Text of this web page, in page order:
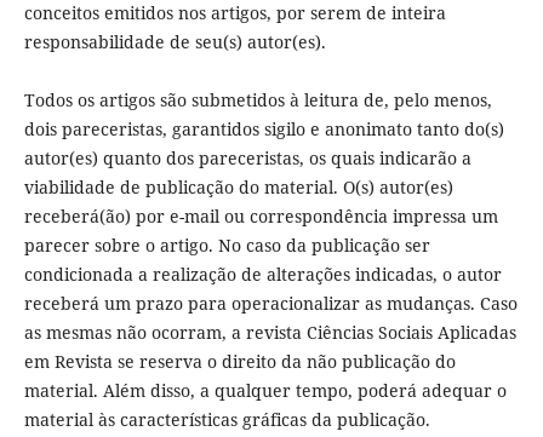
conceitos emitidos nos artigos, por serem de inteira
responsabilidade de seu(s) autor(es).
Todos os artigos são submetidos à leitura de, pelo menos,
dois pareceristas, garantidos sigilo e anonimato tanto do(s)
autor(es) quanto dos pareceristas, os quais indicarão a
viabilidade de publicação do material. O(s) autor(es)
receberá(ão) por e-mail ou correspondência impressa um
parecer sobre o artigo. No caso da publicação ser
condicionada a realização de alterações indicadas, o autor
receberá um prazo para operacionalizar as mudanças. Caso
as mesmas não ocorram, a revista Ciências Sociais Aplicadas
em Revista se reserva o direito da não publicação do
material. Além disso, a qualquer tempo, poderá adequar o
material às características gráficas da publicação.